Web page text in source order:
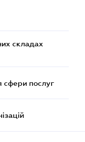
складах
сфери послуг